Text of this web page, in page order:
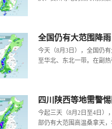
一组图告诉你大雾家族都
全国仍有大范围降
今天（8月3日），全国仍
至华北、东北一带。在副
今起三天（8月2日至4日）
部仍有大范围高温桑拿天